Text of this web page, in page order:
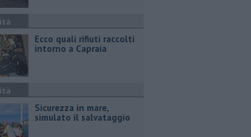
Ecco quali rifiuti raccolti
intorno a Capraia
Sicurezza in mare,
simulato il salvataggio